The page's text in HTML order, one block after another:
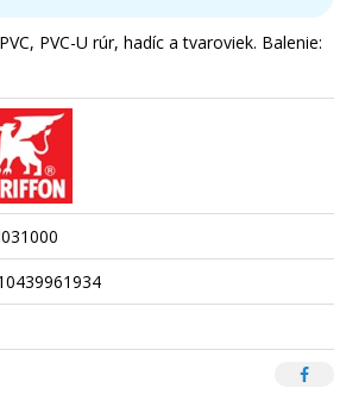
PVC-U rúr, hadíc a tvaroviek. Balenie: